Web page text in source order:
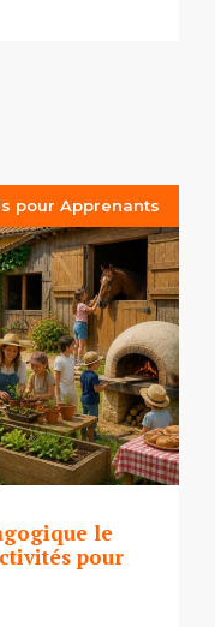
pour Apprenants
le
pour